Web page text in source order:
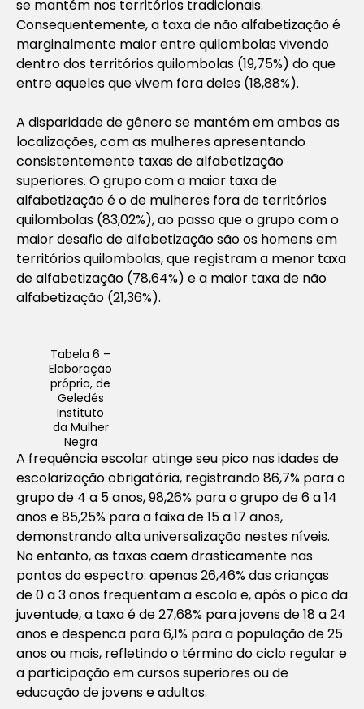
se mantém nos territórios tradicionais.
Consequentemente, a taxa de não alfabetização é
marginalmente maior entre quilombolas vivendo
dentro dos territórios quilombolas (19,75%) do que
entre aqueles que vivem fora deles (18,88%).
A disparidade de gênero se mantém em ambas as
localizações, com as mulheres apresentando
consistentemente taxas de alfabetização
superiores. O grupo com a maior taxa de
alfabetização é o de mulheres fora de territórios
quilombolas (83,02%), ao passo que o grupo com o
maior desafio de alfabetização são os homens em
territórios quilombolas, que registram a menor taxa
de alfabetização (78,64%) e a maior taxa de não
alfabetização (21,36%).
Tabela 6 –
Elaboração
própria, de
Geledés
Instituto
da Mulher
Negra
A frequência escolar atinge seu pico nas idades de
escolarização obrigatória, registrando 86,7% para o
grupo de 4 a 5 anos, 98,26% para o grupo de 6 a 14
anos e 85,25% para a faixa de 15 a 17 anos,
demonstrando alta universalização nestes níveis.
No entanto, as taxas caem drasticamente nas
pontas do espectro: apenas 26,46% das crianças
de 0 a 3 anos frequentam a escola e, após o pico da
juventude, a taxa é de 27,68% para jovens de 18 a 24
anos e despenca para 6,1% para a população de 25
anos ou mais, refletindo o término do ciclo regular e
a participação em cursos superiores ou de
educação de jovens e adultos.